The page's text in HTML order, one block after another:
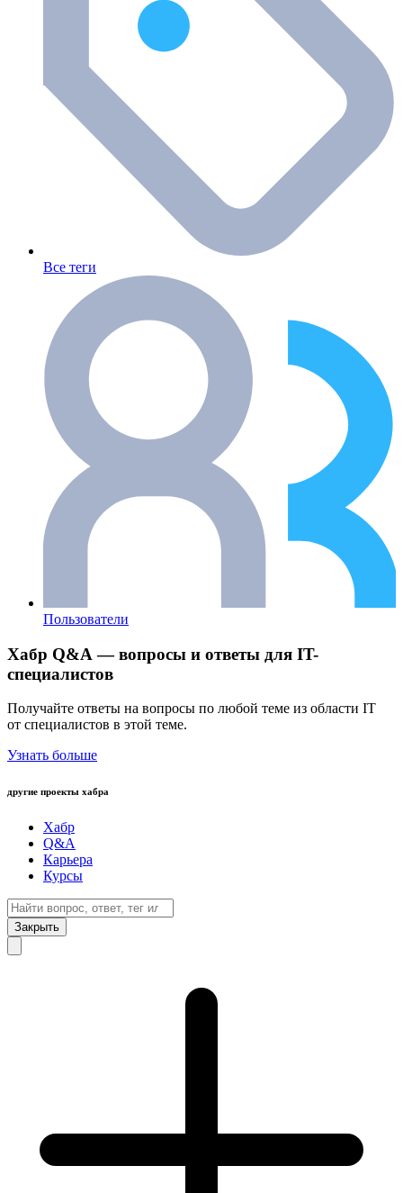
Все теги
Пользователи
Хабр Q&A — вопросы и ответы для IT-
специалистов
Получайте ответы на вопросы по любой теме из области IT
от специалистов в этой теме.
Узнать больше
другие проекты хабра
Хабр
Q&A
Карьера
Курсы
Закрыть